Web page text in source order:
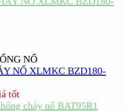
NỔ
NỔ XLMKC BZD180-
tốt